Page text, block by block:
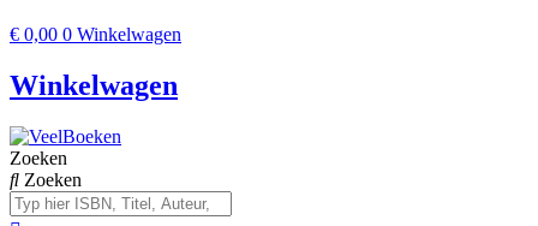
€ 0,00 0 Winkelwagen
Winkelwagen
Zoeken
Zoeken